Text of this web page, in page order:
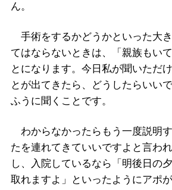
ん。
手術をするかどうかといった大
てはならないときは、「親族もい
とになります。今日私が聞いただ
とが出てきたら、どうしたらいい
ふうに聞くことです。
わからなかったらもう一度説明
たを連れてきていいですよと言わ
し、入院しているなら「明後日の
取れますよ」といったようにアポ